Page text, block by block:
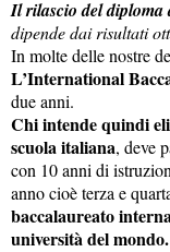
Il rilascio del diploma
dipende dai risultati
In molte delle nostre
L’International
due anni.
Chi intende quindi
scuola italiana, deve
con 10 anni di
anno cioè terza e
baccalaureato
università del mondo.